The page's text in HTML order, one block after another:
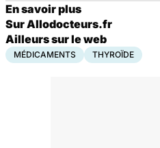
En savoir plus
Sur Allodocteurs.fr
Ailleurs sur le web
MÉDICAMENTS THYROÏDE